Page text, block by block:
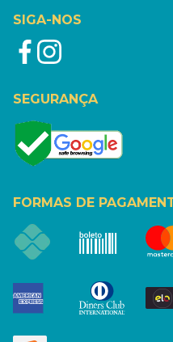
SIGA-NOS
SEGURANÇA
FORMAS DE